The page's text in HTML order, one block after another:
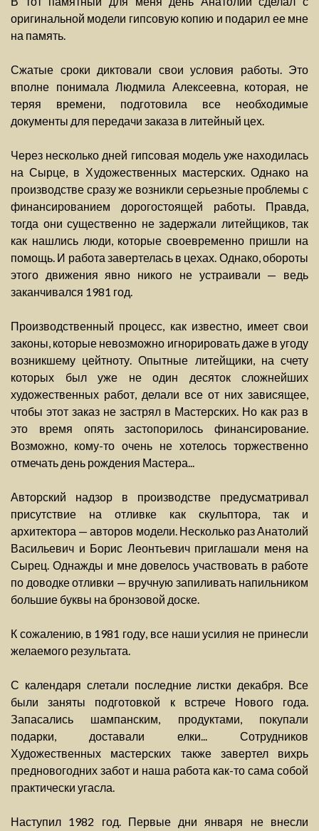
оригинальной модели гипсовую копию и подарил ее мне
на память.
Сжатые сроки диктовали свои условия работы. Это
вполне понимала Людмила Алексеевна, которая, не
теряя времени, подготовила все необходимые
документы для передачи заказа в литейный цех.
Через несколько дней гипсовая модель уже находилась
на Сырце, в Художественных мастерских. Однако на
производстве сразу же возникли серьезные проблемы с
финансированием дорогостоящей работы. Правда,
тогда они существенно не задержали литейщиков, так
как нашлись люди, которые своевременно пришли на
помощь. И работа завертелась в цехах. Однако, обороты
этого движения явно никого не устраивали — ведь
заканчивался 1981 год.
Производственный процесс, как известно, имеет свои
законы, которые невозможно игнорировать даже в угоду
возникшему цейтноту. Опытные литейщики, на счету
которых был уже не один десяток сложнейших
художественных работ, делали все от них зависящее,
чтобы этот заказ не застрял в Мастерских. Но как раз в
это время опять застопорилось финансирование.
Возможно, кому-то очень не хотелось торжественно
отмечать день рождения Мастера...
Авторский надзор в производстве предусматривал
присутствие на отливке как скульптора, так и
архитектора — авторов модели. Несколько раз Анатолий
Васильевич и Борис Леонтьевич приглашали меня на
Сырец. Однажды и мне довелось участвовать в работе
по доводке отливки — вручную запиливать напильником
большие буквы на бронзовой доске.
К сожалению, в 1981 году, все наши усилия не принесли
желаемого результата.
С календаря слетали последние листки декабря. Все
были заняты подготовкой к встрече Нового года.
Запасались шампанским, продуктами, покупали
подарки, доставали елки... Сотрудников
Художественных мастерских также завертел вихрь
предновогодних забот и наша работа как-то сама собой
практически угасла.
Наступил 1982 год. Первые дни января не внесли